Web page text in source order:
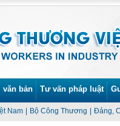
văn bản Tư vấn pháp luật
Nam Bộ Công Thương Đảng,